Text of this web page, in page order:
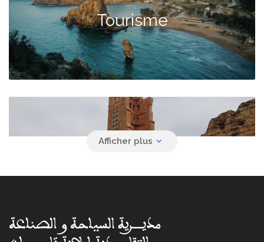
Tourisme
Monuments touristiques et